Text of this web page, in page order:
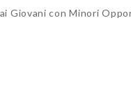
Giovani con Minori